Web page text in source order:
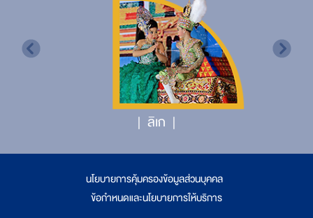
ลิเก
นโยบายการคุ้มครองข้อมูลส่วนบุคคล
ข้อกำหนดและนโยบายการให้บริการ